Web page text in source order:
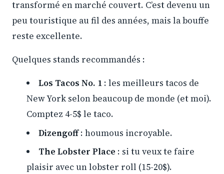
transformé en marché couvert. C’est devenu un
peu touristique au fil des années, mais la bouffe
reste excellente.
Quelques stands recommandés :
Los Tacos No. 1 : les meilleurs tacos de
New York selon beaucoup de monde (et moi).
Comptez 4-5$ le taco.
Dizengoff: houmous incroyable.
The Lobster Place : si tu veux te faire
plaisir avec un lobster roll (15-20$).